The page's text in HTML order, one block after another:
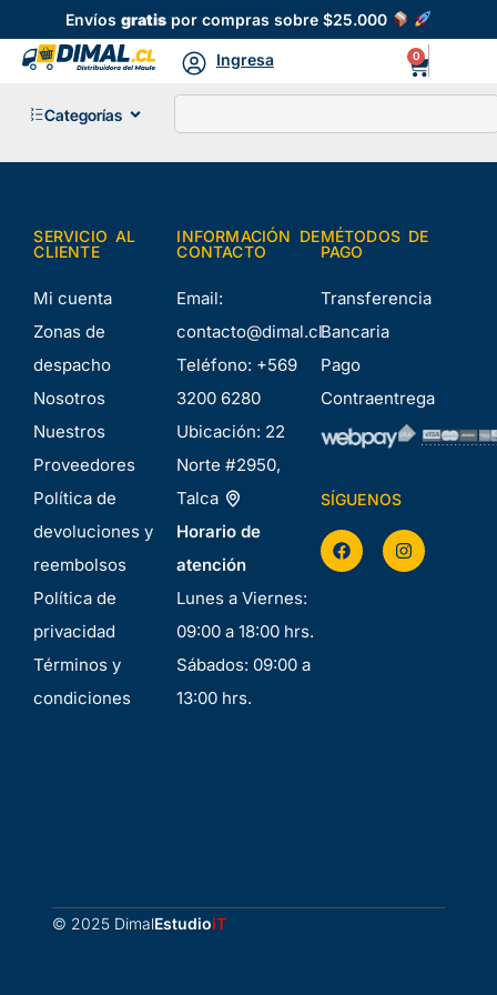
Envíosgratis por compras sobre $25.000
Ingresa 0
Categorías
SERVICIO AL
CLIENTE
Mi cuenta
Zonas de
despacho
Nosotros
Nuestros
Proveedores
Política de
devoluciones y
reembolsos
Política de
privacidad
Términos y
condiciones
INFORMACIÓN DE
CONTACTO
Email:
contacto@dimal.cl
Teléfono: +569
3200 6280
Ubicación: 22
Norte #2950,
Talca
Horario de
atención
Lunes a Viernes:
09:00 a 18:00 hrs.
Sábados: 09:00 a
13:00 hrs.
MÉTODOS DE
PAGO
Transferencia
Bancaria
Pago
Contraentrega
SÍGUENOS
© 2025 DimalEstudioiT